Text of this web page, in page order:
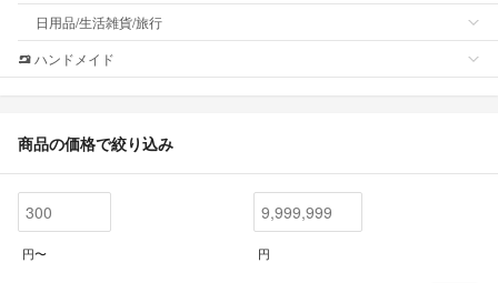
日用品/生活雑貨/旅行
ハンドメイド
商品の価格で絞り込み
円〜 円